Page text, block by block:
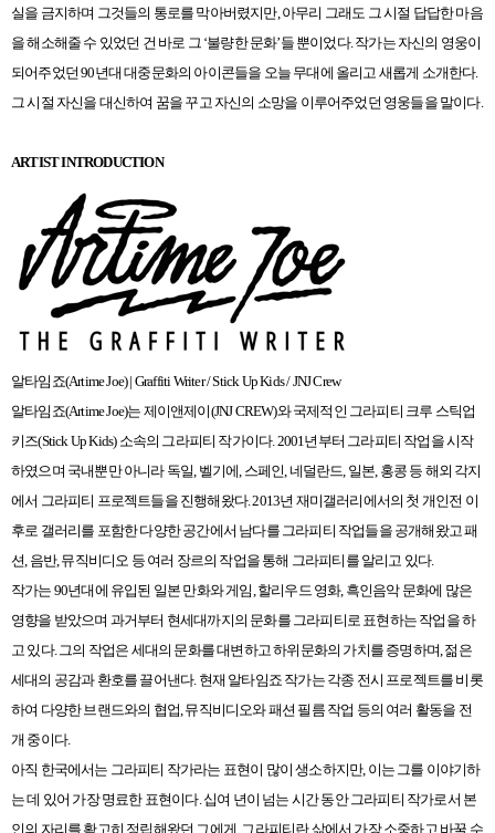
실을 금지하며 그것들의 통로를 막아버렸지만, 아무리 그래도 그 시절 답답한 마음
을 해소해줄 수 있었던 건 바로 그 ‘불량한 문화’들 뿐이었다. 작가는 자신의 영웅이
되어주었던 90년대 대중문화의 아이콘들을 오늘 무대에 올리고 새롭게 소개한다.
그 시절 자신을 대신하여 꿈을 꾸고 자신의 소망을 이루어주었던 영웅들을 말이다.
ARTIST INTRODUCTION
알타임죠(Artime Joe) | Graffiti Writer / Stick Up Kids / JNJ Crew
알타임죠(Artime Joe)는 제이앤제이(JNJ CREW)와 국제적인 그라피티 크루 스틱업
키즈(Stick Up Kids) 소속의 그라피티 작가이다. 2001년부터 그라피티 작업을 시작
하였으며 국내뿐만 아니라 독일, 벨기에, 스페인, 네덜란드, 일본, 홍콩 등 해외 각지
에서 그라피티 프로젝트들을 진행해왔다. 2013년 재미갤러리에서의 첫 개인전 이
후로 갤러리를 포함한 다양한 공간에서 남다를 그라피티 작업들을 공개해왔고 패
션, 음반, 뮤직비디오 등 여러 장르의 작업을 통해 그라피티를 알리고 있다.
작가는 90년대에 유입된 일본 만화와 게임, 할리우드 영화, 흑인음악 문화에 많은
영향을 받았으며 과거부터 현세대까지의 문화를 그라피티로 표현하는 작업을 하
고 있다. 그의 작업은 세대의 문화를 대변하고 하위문화의 가치를 증명하며, 젊은
세대의 공감과 환호를 끌어낸다. 현재 알타임죠 작가는 각종 전시 프로젝트를 비롯
하여 다양한 브랜드와의 협업, 뮤직비디오와 패션 필름 작업 등의 여러 활동을 전
개 중이다.
아직 한국에서는 그라피티 작가라는 표현이 많이 생소하지만, 이는 그를 이야기하
는 데 있어 가장 명료한 표현이다. 십여 년이 넘는 시간 동안 그라피티 작가로서 본
인의 자리를 확고히 정립해왔던 그에게, 그라피티란 삶에서 가장 소중하고 바꿀 수